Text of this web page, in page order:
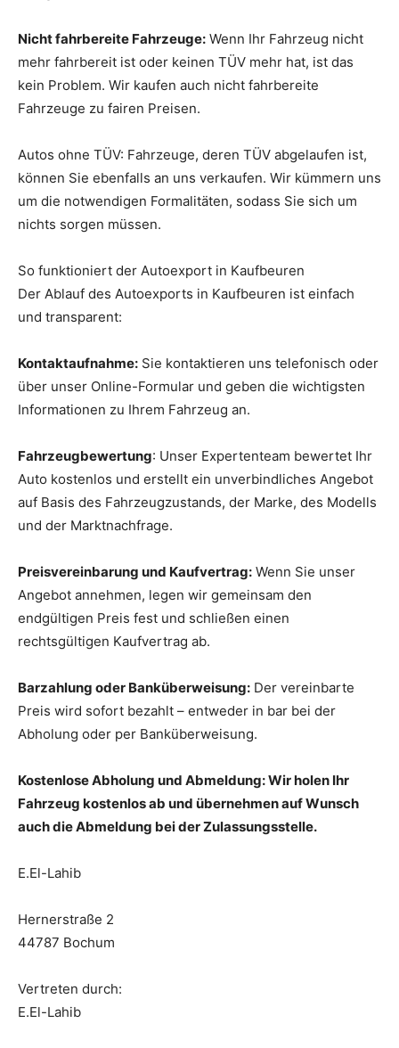
Nicht fahrbereite Fahrzeuge: Wenn Ihr Fahrzeug nicht
mehr fahrbereit ist oder keinen TÜV mehr hat, ist das
kein Problem. Wir kaufen auch nicht fahrbereite
Fahrzeuge zu fairen Preisen.
Autos ohne TÜV: Fahrzeuge, deren TÜV abgelaufen ist,
können Sie ebenfalls an uns verkaufen. Wir kümmern uns
um die notwendigen Formalitäten, sodass Sie sich um
nichts sorgen müssen.
So funktioniert der Autoexport in Kaufbeuren
Der Ablauf des Autoexports in Kaufbeuren ist einfach
und transparent:
Kontaktaufnahme: Sie kontaktieren uns telefonisch oder
über unser Online-Formular und geben die wichtigsten
Informationen zu Ihrem Fahrzeug an.
Fahrzeugbewertung: Unser Expertenteam bewertet Ihr
Auto kostenlos und erstellt ein unverbindliches Angebot
auf Basis des Fahrzeugzustands, der Marke, des Modells
und der Marktnachfrage.
Preisvereinbarung und Kaufvertrag: Wenn Sie unser
Angebot annehmen, legen wir gemeinsam den
endgültigen Preis fest und schließen einen
rechtsgültigen Kaufvertrag ab.
Barzahlung oder Banküberweisung: Der vereinbarte
Preis wird sofort bezahlt – entweder in bar bei der
Abholung oder per Banküberweisung.
Kostenlose Abholung und Abmeldung: Wir holen Ihr
Fahrzeug kostenlos ab und übernehmen auf Wunsch
auch die Abmeldung bei der Zulassungsstelle.
E.El-Lahib
Hernerstraße 2
44787 Bochum
Vertreten durch:
E.El-Lahib